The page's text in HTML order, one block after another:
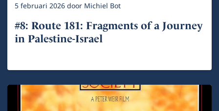
5 februari 2026door Michiel Bot
#8: Route 181: Fragments of a Journey
in Palestine-Israel